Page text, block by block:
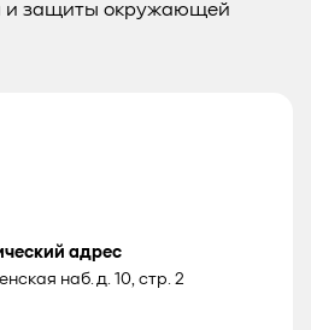
и защиты окружающей
адрес
наб. д. 10, стр. 2